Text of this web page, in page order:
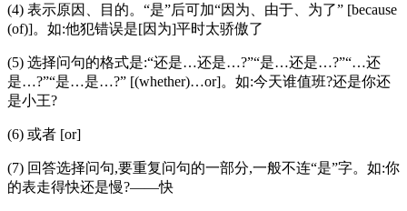
(4) 表示原因、目的。“是”后可加“因为、由于、为了” [because
(of)]。如:他犯错误是[因为]平时太骄傲了
(5) 选择问句的格式是:“还是…还是…?”“是…还是…?”“…还
是…?”“是…是…?” [(whether)…or]。如:今天谁值班?还是你还
是小王?
(6) 或者 [or]
(7) 回答选择问句,要重复问句的一部分,一般不连“是”字。如:你
的表走得快还是慢?——快